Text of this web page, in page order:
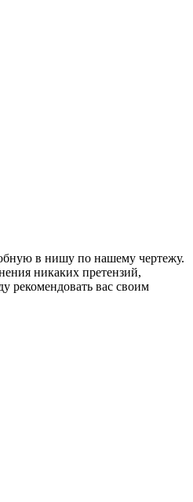
в нишу по нашему чертежу.
никаких претензий,
рекомендовать вас своим